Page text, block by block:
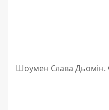
Шоумен Слава Дьомін.